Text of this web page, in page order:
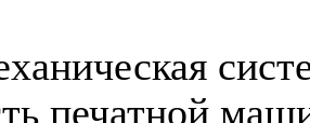
печатной